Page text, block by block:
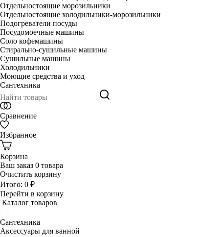
Отдельностоящие морозильники
Отдельностоящие холодильники-морозильники
Подогреватели посуды
Посудомоечные машины
Соло кофемашины
Стирально-сушильные машины
Сушильные машины
Холодильники
Моющие средства и уход
Сантехника
Сравнение
Избранное
Корзина
Ваш заказ 0 товара
Очистить корзину
Итого: 0 ₽
Перейти в корзину
Каталог товаров
Сантехника
Аксессуары для ванной